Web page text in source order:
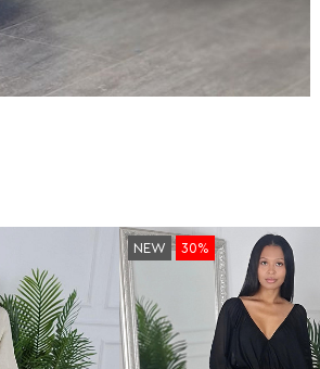
NEW 30%